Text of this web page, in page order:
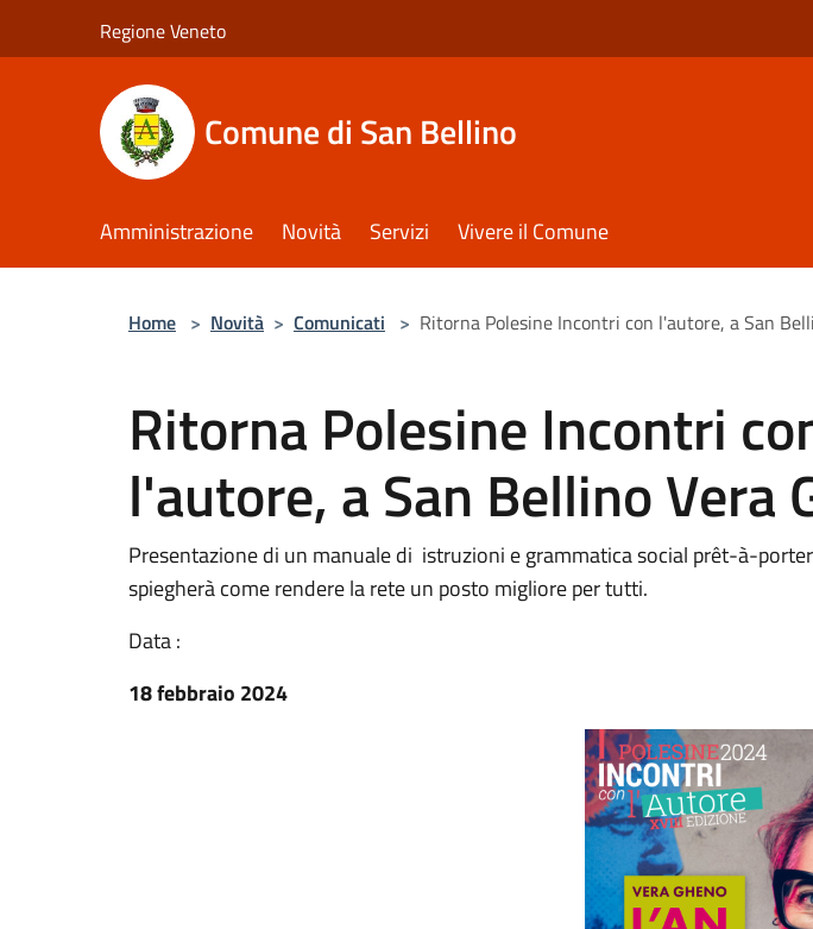
Regione Veneto
Comune di San Bellino
Amministrazione Novità Servizi Vivere il Comune
Home > Novità > Comunicati > Ritorna Polesine Incontri con l'autore, a San
Ritorna Polesine Incontri
l'autore, a San Bellino Vera
Presentazione di un manuale di istruzioni e grammatica social prêt-à-
spiegherà come rendere la rete un posto migliore per tutti.
Data :
18 febbraio 2024